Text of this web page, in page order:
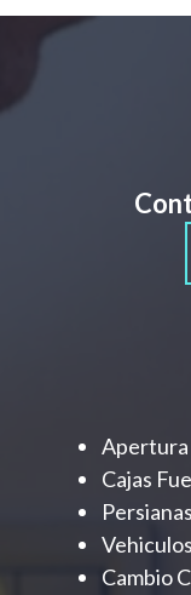
Apertura
Cajas
Persianas
Vehiculos
Cambio